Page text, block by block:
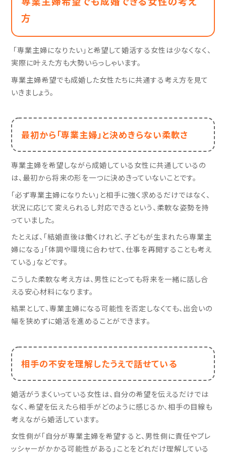
方
「専業主婦になりたい」と希望して婚活する女性は少なくなく、
実際に叶えた方も大勢いらっしゃいます。
専業主婦希望でも成婚した女性たちに共通する考え方を見て
いきましょう。
最初から「専業主婦」と決めきらない柔軟さ
専業主婦を希望しながら成婚している女性に共通しているの
は、最初から将来の形を一つに決めきっていないことです。
「必ず専業主婦になりたい」と相手に強く求めるだけではなく、
状況に応じて変えられるし対応できるという、柔軟な姿勢を持
っていました。
たとえば、「結婚直後は働くけれど、子どもが生まれたら専業主
婦になる」「体調や環境に合わせて、仕事を再開することも考え
ている」などです。
こうした柔軟な考え方は、男性にとっても将来を一緒に話し合
える安心材料になります。
結果として、専業主婦になる可能性を否定しなくても、出会いの
幅を狭めずに婚活を進めることができます。
相手の不安を理解したうえで話せている
婚活がうまくいっている女性は、自分の希望を伝えるだけでは
なく、希望を伝えたら相手がどのように感じるか、相手の目線も
考えながら婚活しています。
女性側が「自分が専業主婦を希望すると、男性側に責任やプレ
ッシャーがかかる可能性がある」ことをどれだけ理解している